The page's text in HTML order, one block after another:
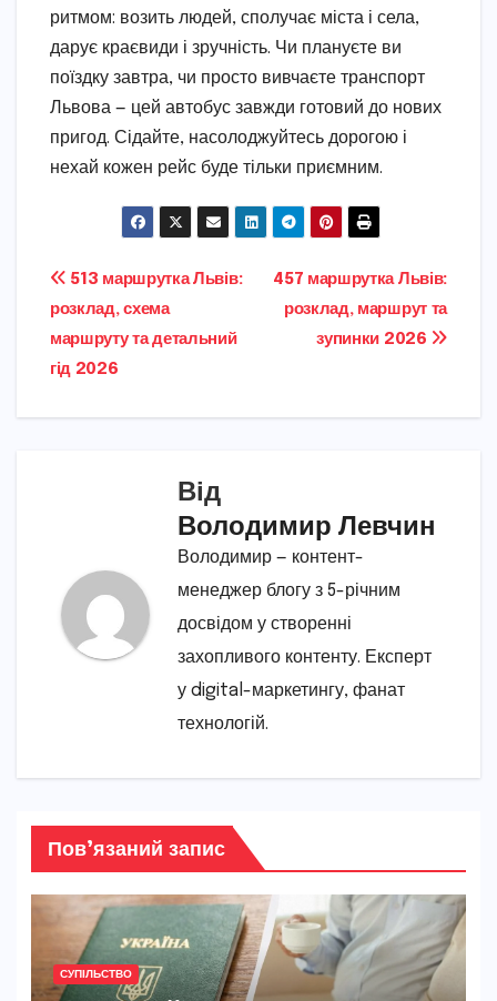
ритмом: возить людей, сполучає міста і села,
дарує краєвиди і зручність. Чи плануєте ви
поїздку завтра, чи просто вивчаєте транспорт
Львова — цей автобус завжди готовий до нових
пригод. Сідайте, насолоджуйтесь дорогою і
нехай кожен рейс буде тільки приємним.
Навігація
записів
457 маршрутка Львів:
розклад, маршрут та
зупинки 2026
513 маршрутка Львів:
розклад, схема
маршруту та детальний
гід 2026
Від
Володимир Левчин
Володимир — контент-
менеджер блогу з 5-річним
досвідом у створенні
захопливого контенту. Експерт
у digital-маркетингу, фанат
технологій.
Пов’язаний запис
СУПІЛЬСТВО